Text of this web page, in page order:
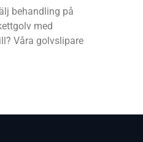
behandling på
med
Våra golvslipare